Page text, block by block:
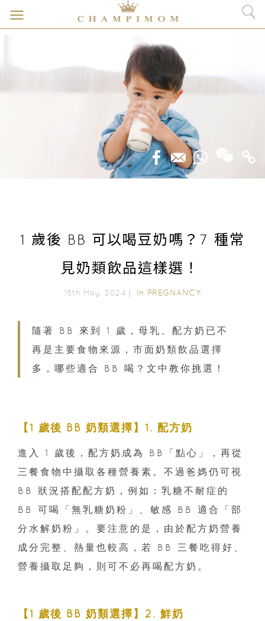
1 歲後 BB 可以喝豆奶嗎？7 種常
見奶類飲品這樣選！
15th May, 2024｜ In PREGNANCY
隨著 BB 來到 1 歲，母乳、配方奶已不
再是主要食物來源，市面奶類飲品選擇
多，哪些適合 BB 喝？文中教你挑選！
【1 歲後 BB 奶類選擇】1. 配方奶
進入 1 歲後，配方奶成為 BB「點心」，再從
三餐食物中攝取各種營養素。不過爸媽仍可視
BB 狀況搭配配方奶，例如：乳糖不耐症的
BB 可喝「無乳糖奶粉」、敏感 BB 適合「部
分水解奶粉」。要注意的是，由於配方奶營養
成分完整、熱量也較高，若 BB 三餐吃得好、
營養攝取足夠，則可不必再喝配方奶。
【1 歲後 BB 奶類選擇】2. 鮮奶